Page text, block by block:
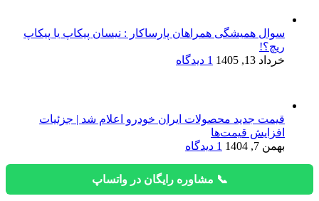
سوال همیشگی همراهان پارساکار : نیسان پیکاپ یا پیکاپ
ریچ؟!
خرداد 13, 1405
1 دیدگاه
قیمت جدید محصولات ایران خودرو اعلام شد | جزئیات
افزایش قیمت‌ها
بهمن 7, 1404
1 دیدگاه
📞 مشاوره رایگان در واتساپ